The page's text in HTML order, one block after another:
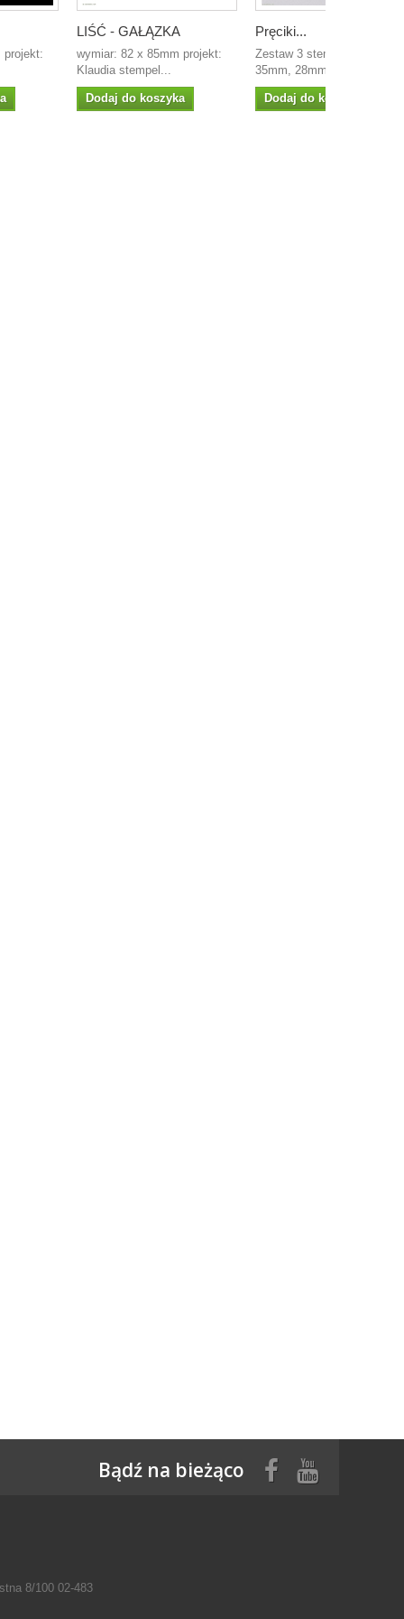
projekt:
LIŚĆ - GAŁĄZKA
wymiar: 82 x 85mm projekt:
Klaudia stempel...
Dodaj do koszyka
Pręciki...
Zestaw 3 stempli wym: śr
35mm, 28mm, 19mm...
Dodaj do koszyka
Bądź na bieżąco
8/100 02-483